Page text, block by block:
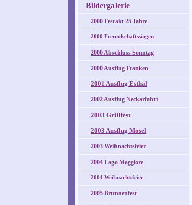
Bildergalerie
2000 Festakt 25 Jahre
2000 Freundschaftssingen
2000 Abschluss Sonntag
2000 Ausflug Franken
2001 Ausflug Esthal
2002 Ausflug Neckarfahrt
2003 Grillfest
2003 Ausflug Mosel
2003 Weihnachtsfeier
2004 Lago Maggiore
2004 Weihnachtsfeier
2005 Brunnenfest